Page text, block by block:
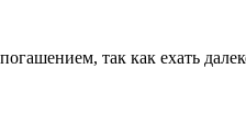
так как ехать